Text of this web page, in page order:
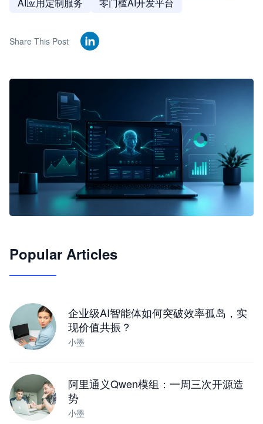
Share This Post
JimoClaw 桌面 AI Agent 工作台
Popular Articles
企业级AI智能体如何突破效率孤岛，实
现价值共振？
小墨
阿里通义Qwen模组：一周三次开源造
势
小墨